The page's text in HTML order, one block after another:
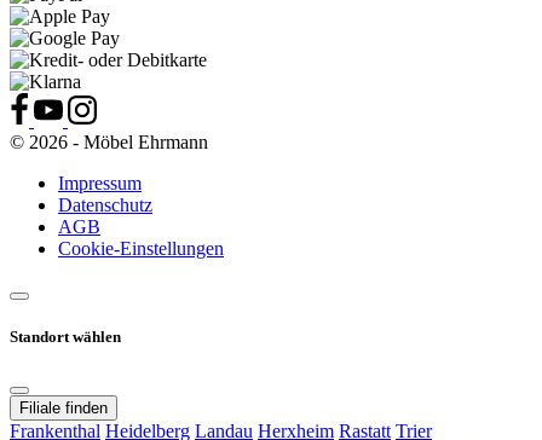
© 2026 - Möbel Ehrmann
Impressum
Datenschutz
AGB
Cookie-Einstellungen
Standort wählen
Filiale finden
Frankenthal Heidelberg Landau Herxheim Rastatt Trier